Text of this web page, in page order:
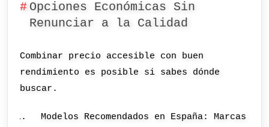
Opciones Económicas Sin
Renunciar a la Calidad
Combinar precio accesible con buen
rendimiento es posible si sabes dónde
buscar.
Modelos Recomendados en España: Marcas